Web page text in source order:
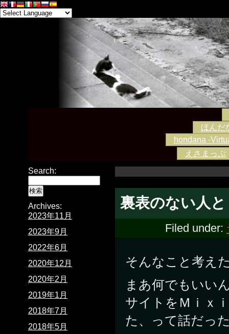
ほんだ
hondana -
えさまっぷ
裏表のない人
Filed under:
そんなこと考え
まあ何でもいい
サイトをＭｉｘ
た、って話だっ
Search:
Archives:
2023年11月
2023年9月
2022年6月
2020年12月
2020年2月
2019年1月
2018年7月
2018年5月